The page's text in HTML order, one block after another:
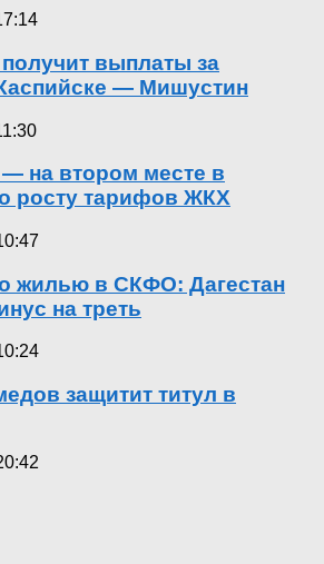
получит выплаты за
— Мишустин
— на втором месте в
росту тарифов ЖКХ
жилью в СКФО: Дагестан
на треть
защитит титул в